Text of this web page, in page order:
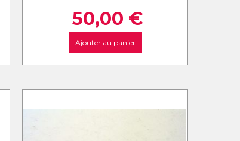
50,00 €
Ajouter au panier